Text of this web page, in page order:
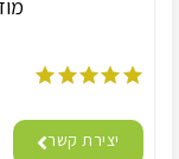
יצירת קשר